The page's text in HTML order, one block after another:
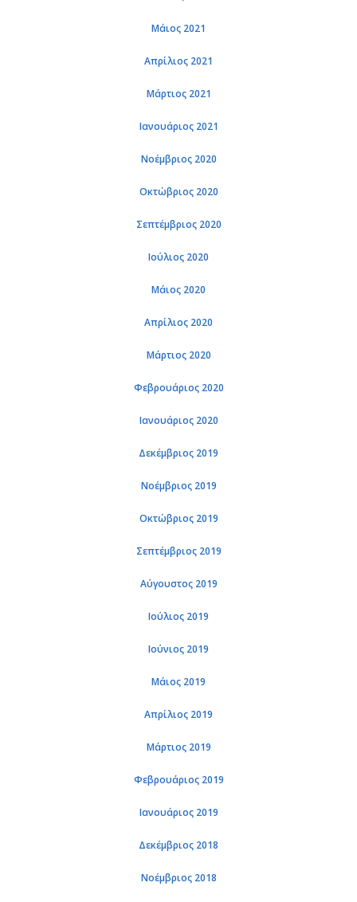
Μάιος 2021
Απρί­λιος 2021
Μάρ­τιος 2021
Ια­νουά­ριος 2021
Νο­έμ­βριος 2020
Οκτώ­βριος 2020
Σε­πτέμ­βριος 2020
Ιού­λιος 2020
Μάιος 2020
Απρί­λιος 2020
Μάρ­τιος 2020
Φε­βρουά­ριος 2020
Ια­νουά­ριος 2020
Δε­κέμ­βριος 2019
Νο­έμ­βριος 2019
Οκτώ­βριος 2019
Σε­πτέμ­βριος 2019
Αύ­γου­στος 2019
Ιού­λιος 2019
Ιού­νιος 2019
Μάιος 2019
Απρί­λιος 2019
Μάρ­τιος 2019
Φε­βρουά­ριος 2019
Ια­νουά­ριος 2019
Δε­κέμ­βριος 2018
Νο­έμ­βριος 2018